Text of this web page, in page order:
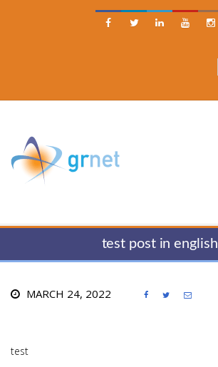
    
test post in english
MARCH 24, 2022   
test